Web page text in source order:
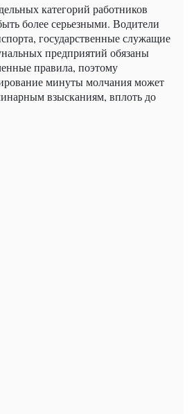
категорий работников
более серьезными. Водители
государственные служащие
предприятий обязаны
правила, поэтому
минуты молчания может
взысканиям, вплоть до